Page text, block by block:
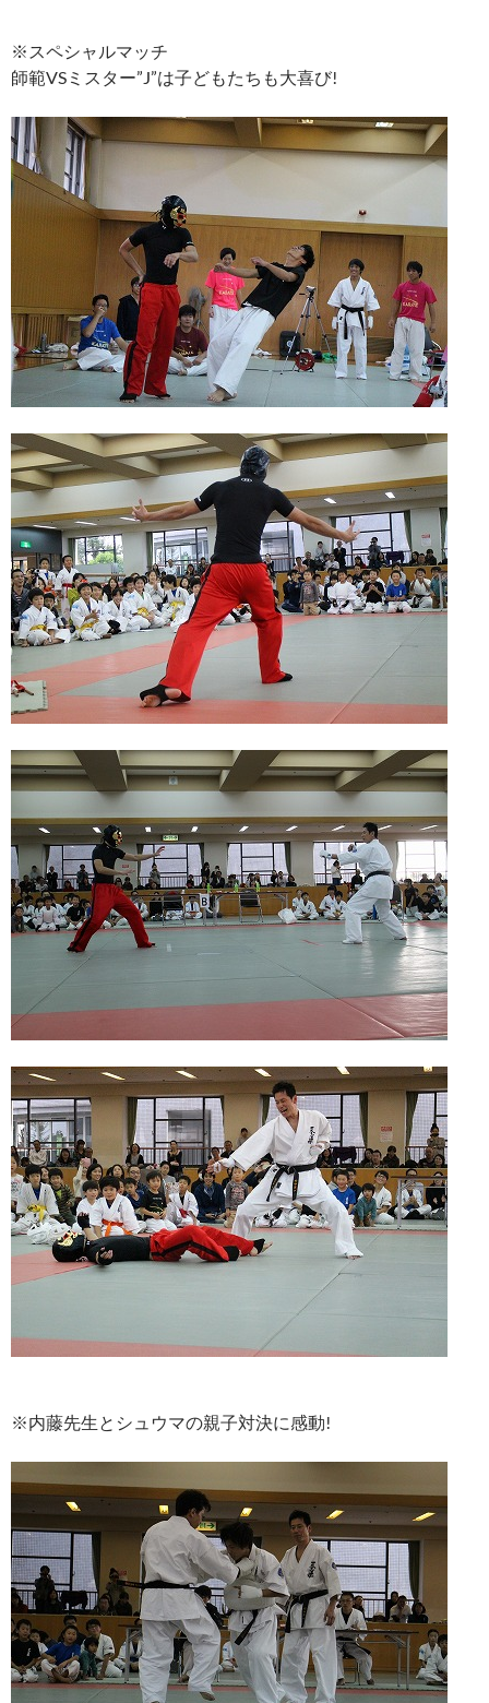
※スペシャルマッチ
師範VSミスター”J”は子どもたちも大喜び!
※内藤先生とシュウマの親子対決に感動!